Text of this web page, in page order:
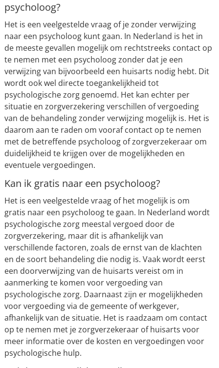
psycholoog?
Het is een veelgestelde vraag of je zonder verwijzing
naar een psycholoog kunt gaan. In Nederland is het in
de meeste gevallen mogelijk om rechtstreeks contact op
te nemen met een psycholoog zonder dat je een
verwijzing van bijvoorbeeld een huisarts nodig hebt. Dit
wordt ook wel directe toegankelijkheid tot
psychologische zorg genoemd. Het kan echter per
situatie en zorgverzekering verschillen of vergoeding
van de behandeling zonder verwijzing mogelijk is. Het is
daarom aan te raden om vooraf contact op te nemen
met de betreffende psycholoog of zorgverzekeraar om
duidelijkheid te krijgen over de mogelijkheden en
eventuele vergoedingen.
Kan ik gratis naar een psycholoog?
Het is een veelgestelde vraag of het mogelijk is om
gratis naar een psycholoog te gaan. In Nederland wordt
psychologische zorg meestal vergoed door de
zorgverzekering, maar dit is afhankelijk van
verschillende factoren, zoals de ernst van de klachten
en de soort behandeling die nodig is. Vaak wordt eerst
een doorverwijzing van de huisarts vereist om in
aanmerking te komen voor vergoeding van
psychologische zorg. Daarnaast zijn er mogelijkheden
voor vergoeding via de gemeente of werkgever,
afhankelijk van de situatie. Het is raadzaam om contact
op te nemen met je zorgverzekeraar of huisarts voor
meer informatie over de kosten en vergoedingen voor
psychologische hulp.